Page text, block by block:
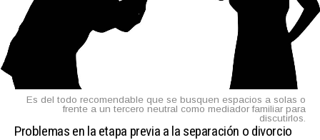
Es del todo recomendable que se busquen espacios a solas o
frente a un tercero neutral como mediador familiar para
discutirlos.
Problemas en la etapa previa a la separación o divorcio